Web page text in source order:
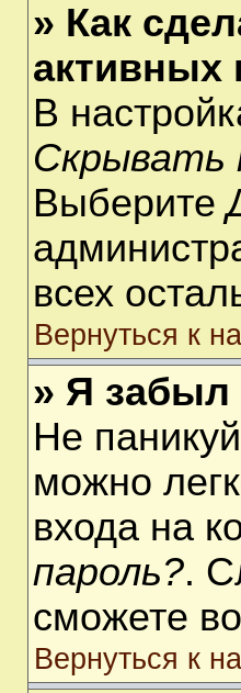
» Как
активных
В
Скрывать
Выберите
всех
Вернуться к
» Я забыл
Не
можно
входа на
пароль?.
сможете
Вернуться к